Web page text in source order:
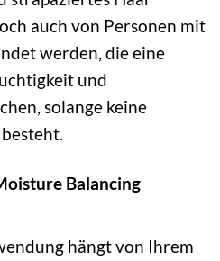
auch von Personen mit
werden, die eine
und
solange keine
Balancing
hängt von Ihrem